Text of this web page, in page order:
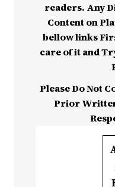
readers. Any
Content on
bellow links
care of it and
Please Do Not
Prior